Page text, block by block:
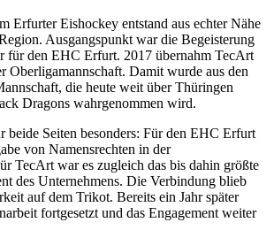
Erfurter Eishockey entstand aus echter Nähe
Ausgangspunkt war die Begeisterung
für den EHC Erfurt. 2017 übernahm TecArt
Oberligamannschaft. Damit wurde aus den
die heute weit über Thüringen
Dragons wahrgenommen wird.
beide Seiten besonders: Für den EHC Erfurt
von Namensrechten in der
TecArt war es zugleich das bis dahin größte
des Unternehmens. Die Verbindung blieb
auf dem Trikot. Bereits ein Jahr später
fortgesetzt und das Engagement weiter